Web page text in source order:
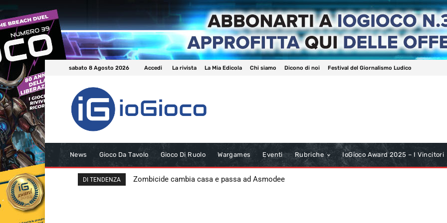
sabato 8 Agosto 2026 Accedi La rivista La Mia Edicola Chi siamo Dicono di noi Festival del Giornalismo Ludico
News Gioco Da Tavolo Gioco Di Ruolo Wargames Eventi Rubriche IoGioco Award 2025 – I Vincitori
DI TENDENZA Zombicide cambia casa e passa ad Asmodee